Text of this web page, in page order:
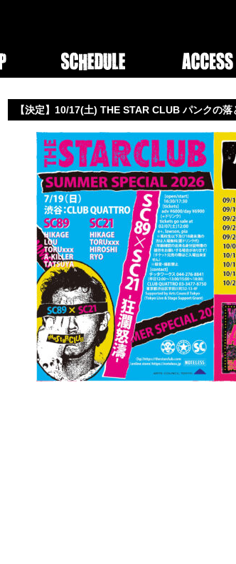
【決定】10/17(土) THE STAR CLUB パンクの